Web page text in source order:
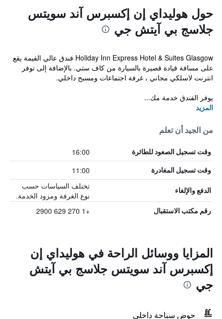
حول هوليداي إن إكسبرس آند سويتس
جلاسج بي آيتش جي
Holiday Inn Express Hotel & Suites Glasgow فندق عالي القيمة يقع
على مسافة قيادة قصيرة بالسيارة من كاف ستي. بالإضافة إلى توفر
انترنت لاسلكي مجاني ، غرفة اجتماعات ومسبح داخلي.
يوفر الفندق خدمة مك...
المزيد
من الجيد أن تعلم
وقت تسجيل الصعود للطائرة 16:00
وقت تسجيل المغادرة 11:00
الدفع والإلغاء
تختلف السياسات حسب
نوع الغرفة ومزود الخدمة.
رقم مكتب الاستقبال +1 270 629 2900
المزايا ووسائل الراحة في هوليداي إن
إكسبرس آند سويتس جلاسج بي آيتش
جي
حوض سباحة داخلي